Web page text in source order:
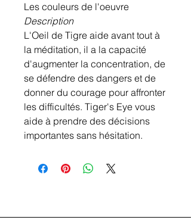
Les couleurs de l'oeuvre
Description
L'Oeil de Tigre aide avant tout à
la méditation, il a la capacité
d'augmenter la concentration, de
se défendre des dangers et de
donner du courage pour affronter
les difficultés. Tiger's Eye vous
aide à prendre des décisions
importantes sans hésitation.